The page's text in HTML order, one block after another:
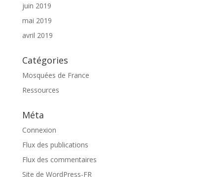
juin 2019
mai 2019
avril 2019
Catégories
Mosquées de France
Ressources
Méta
Connexion
Flux des publications
Flux des commentaires
Site de WordPress-FR